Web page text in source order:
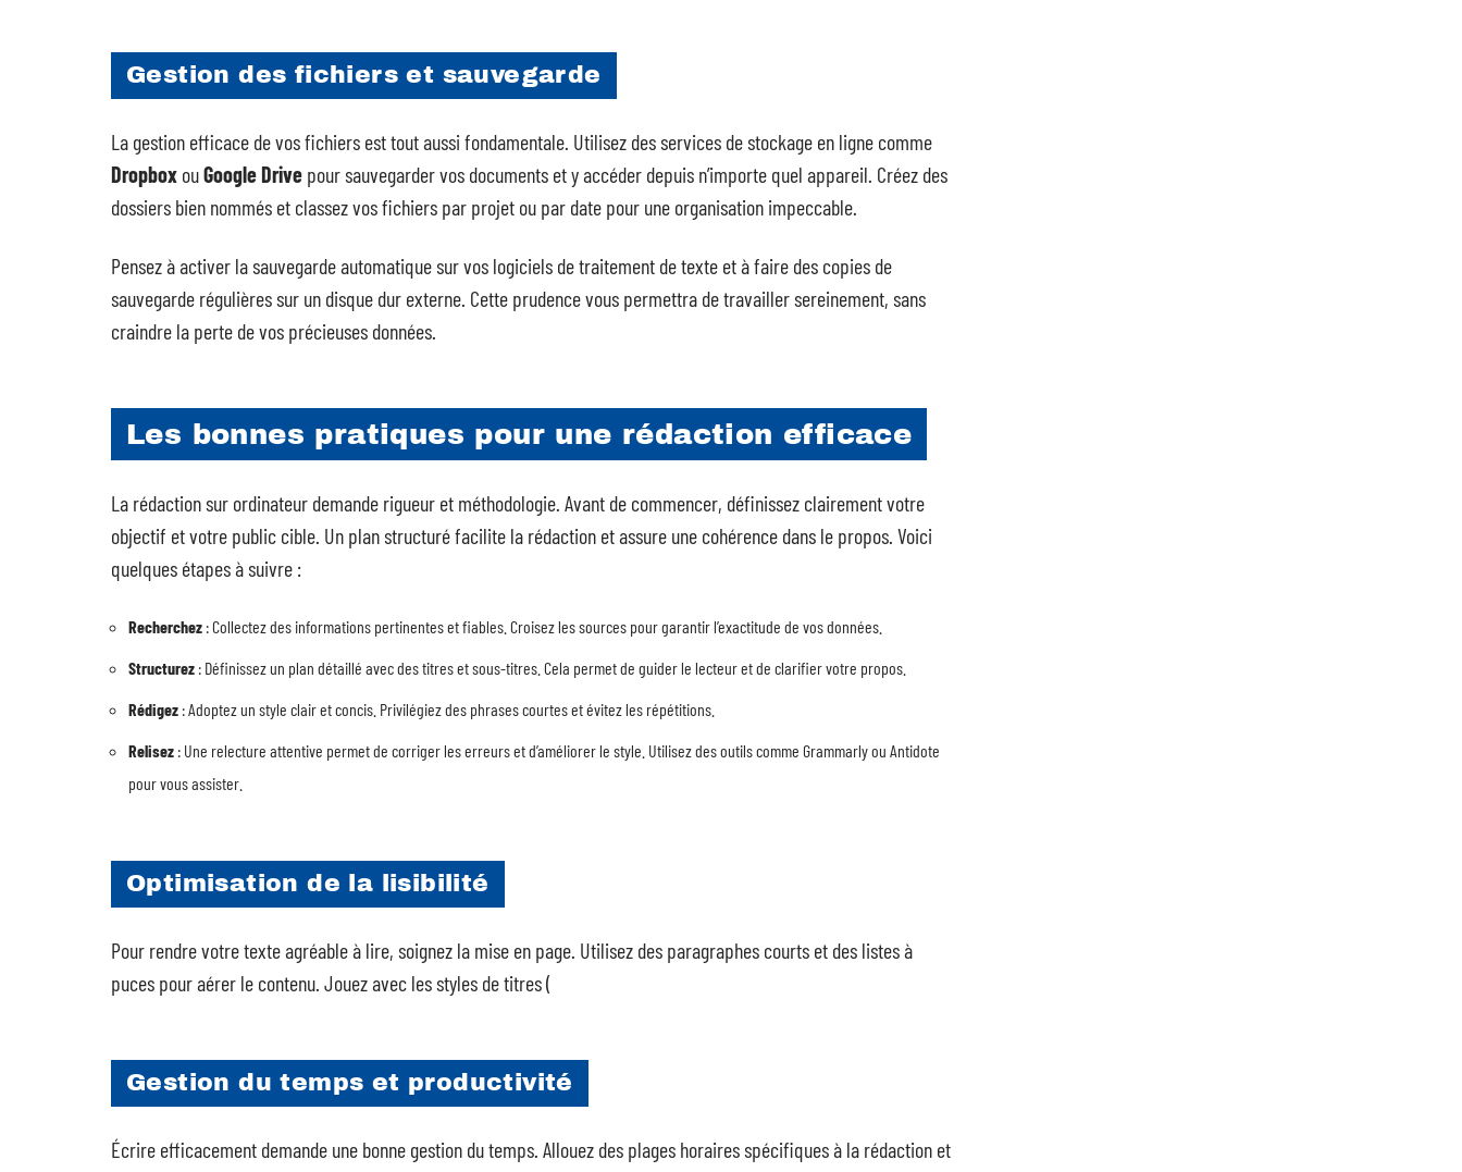
Gestion des fichiers et sauvegarde
La gestion efficace de vos fichiers est tout aussi fondamentale. Utilisez des services de stockage en ligne comme
Dropbox ouGoogle Drive pour sauvegarder vos documents et y accéder depuis n’importe quel appareil. Créez des
dossiers bien nommés et classez vos fichiers par projet ou par date pour une organisation impeccable.
Pensez à activer la sauvegarde automatique sur vos logiciels de traitement de texte et à faire des copies de
sauvegarde régulières sur un disque dur externe. Cette prudence vous permettra de travailler sereinement, sans
craindre la perte de vos précieuses données.
Les bonnes pratiques pour une rédaction efficace
La rédaction sur ordinateur demande rigueur et méthodologie. Avant de commencer, définissez clairement votre
objectif et votre public cible. Un plan structuré facilite la rédaction et assure une cohérence dans le propos. Voici
quelques étapes à suivre :
Recherchez : Collectez des informations pertinentes et fiables. Croisez les sources pour garantir l’exactitude de vos données.
Structurez : Définissez un plan détaillé avec des titres et sous-titres. Cela permet de guider le lecteur et de clarifier votre propos.
Rédigez : Adoptez un style clair et concis. Privilégiez des phrases courtes et évitez les répétitions.
Relisez : Une relecture attentive permet de corriger les erreurs et d’améliorer le style. Utilisez des outils comme Grammarly ou Antidote
pour vous assister.
Optimisation de la lisibilité
Pour rendre votre texte agréable à lire, soignez la mise en page. Utilisez des paragraphes courts et des listes à
puces pour aérer le contenu. Jouez avec les styles de titres (
Gestion du temps et productivité
Écrire efficacement demande une bonne gestion du temps. Allouez des plages horaires spécifiques à la rédaction et